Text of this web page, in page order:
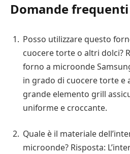
Domande frequenti
Posso utilizzare questo
cuocere torte o altri dolci?
forno a microonde
in grado di cuocere torte e
grande elemento grill
uniforme e croccante.
Quale è il materiale
microonde? Risposta: